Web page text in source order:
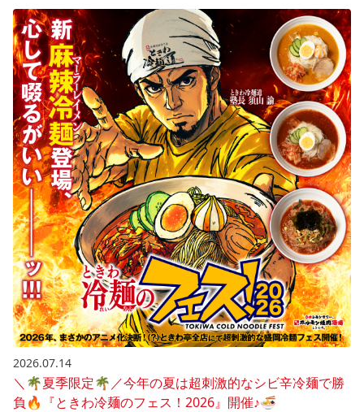
2026.07.14
＼🌴夏季限定🌴／今年の夏は超刺激的なシビ辛冷麺で勝
負🔥『ときわ冷麺のフェス！2026』開催♪🍜